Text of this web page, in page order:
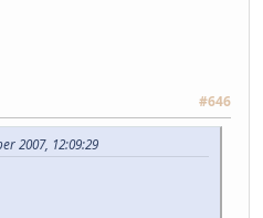
#646
2007, 12:09:29